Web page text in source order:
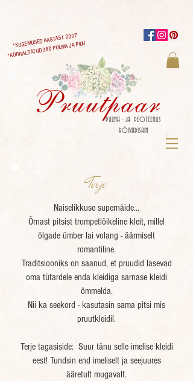
Pruutpaar
PULMA - JA PEOTEENUS
RÕIVADISAIN
*KOGEMUSED AASTAST 2007
*KORRALDATUD 380 PULMA JA PIDU
Terje
Naiselikkuse supernäide...
Õrnast pitsist trompetlõikeline kleit, millel
õlgade ümber lai volang - äärmiselt
romantiline.
Traditsiooniks on saanud, et pruudid lasevad
oma tütardele enda kleidiga sarnase kleidi
õmmelda.
Nii ka seekord - kasutasin sama pitsi mis
pruutkleidil.
Terje tagasiside: Suur tänu selle imelise kleidi
eest! Tundsin end imeliselt ja seejuures
ääretult mugavalt.